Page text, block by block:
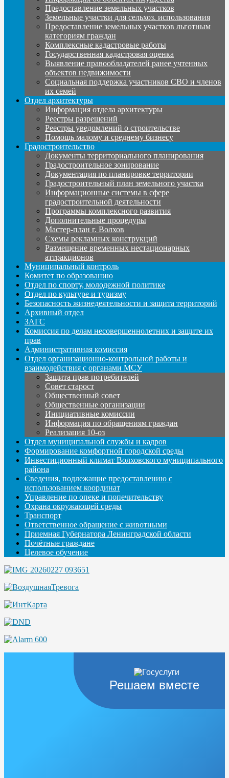
Предоставление земельных участков
Земельные участки для сельхоз. использования
Предоставление земельных участков льготным
категориям граждан
Комплексные кадастровые работы
Государственная кадастровая оценка
Выявление правообладателей ранее учтенных
объектов недвижимости
Социальная поддержка участников СВО и членов
их семей
Отдел архитектуры
Информация отдела архитектуры
Реестры разрешений
Реестры уведомлений о строительстве
Помощь малому и среднему бизнесу
Градостроительство
Документы территориального планирования
Градостроительное зонирование
Документация по планировке территории
Градостроительный план земельного участка
Информационные системы в сфере
градостроительной деятельности
Программы комплексного развития
Дополнительные процедуры
Мастер-план г. Волхов
Схемы рекламных конструкций
Размещение временных нестационарных
аттракционов
Муниципальный контроль
Комитет по образованию
Отдел по спорту, молодежной политике
Отдел по культуре и туризму
Безопасность жизнедеятельности и защита территорий
Архивный отдел
ЗАГС
Комиссия по делам несовершеннолетних и защите их
прав
Административная комиссия
Отдел организационно-контрольной работы и
взаимодействия с органами МСУ
Защита прав потребителей
Совет старост
Общественный совет
Общественные организации
Инициативные комиссии
Информация по обращениям граждан
Реализация 10-оз
Отдел муниципальной службы и кадров
Формирование комфортной городской среды
Инвестиционный климат Волховского муниципального
района
Сведения, подлежащие предоставлению с
использованием координат
Управление по опеке и попечительству
Охрана окружающей среды
Транспорт
Ответственное обращение с животными
Приемная Губернатора Ленинградской области
Почётные граждане
Целевое обучение
Решаем вместе